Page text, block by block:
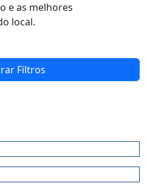
e as melhores
local.
Filtros